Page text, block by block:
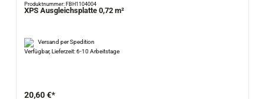
Produktnummer: FBH1104004
XPS Ausgleichsplatte 0,72 m²
Versand per Spedition
Verfügbar, Lieferzeit: 6-10 Arbeitstage
20,60 €*